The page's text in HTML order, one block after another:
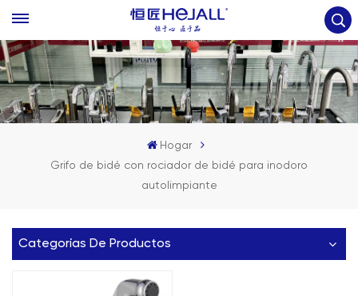
Hogar
Grifo de bidé con rociador de bidé para inodoro
autolimpiante
Categorías De Productos